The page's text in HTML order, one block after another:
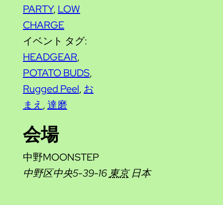
PARTY, LOW
CHARGE
イベント タグ:
HEADGEAR,
POTATO BUDS,
Rugged Peel, お
まえ ,達磨
会場
中野MOONSTEP
中野区中央5-39-16東京 日本